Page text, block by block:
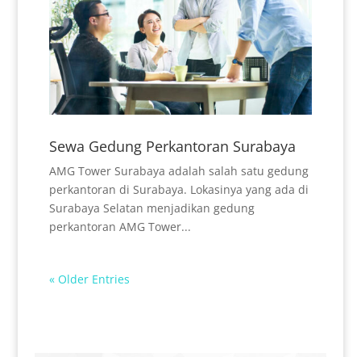
Sewa Gedung Perkantoran Surabaya
AMG Tower Surabaya adalah salah satu gedung
perkantoran di Surabaya. Lokasinya yang ada di
Surabaya Selatan menjadikan gedung
perkantoran AMG Tower...
« Older Entries